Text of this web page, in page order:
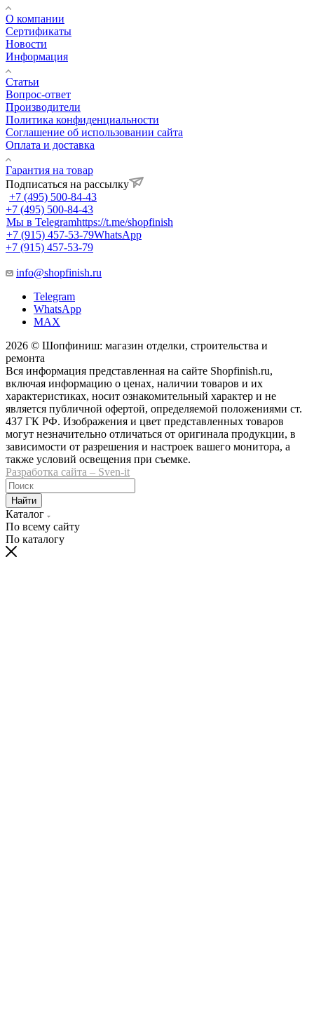
О компании
Сертификаты
Новости
Информация
Статьи
Вопрос-ответ
Производители
Политика конфиденциальности
Соглашение об использовании сайта
Оплата и доставка
Гарантия на товар
Подписаться на рассылку
+7 (495) 500-84-43
+7 (495) 500-84-43
Мы в Telegramhttps://t.me/shopfinish
+7 (915) 457-53-79WhatsApp
+7 (915) 457-53-79
info@shopfinish.ru
Telegram
WhatsApp
MAX
2026 © Шопфиниш: магазин отделки, строительства и
ремонта
Вся информация представленная на сайте Shopfinish.ru,
включая информацию о ценах, наличии товаров и их
характеристиках, носит ознакомительный характер и не
является публичной офертой, определяемой положениями ст.
437 ГК РФ. Изображения и цвет представленных товаров
могут незначительно отличаться от оригинала продукции, в
зависимости от разрешения и настроек вашего монитора, а
также условий освещения при съемке.
Разработка сайта – Sven-it
Найти
Каталог
По всему сайту
По каталогу